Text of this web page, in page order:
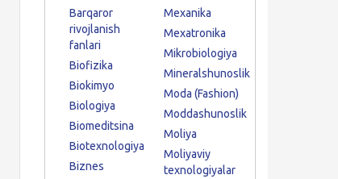
Barqaror
rivojlanish
fanlari
Biofizika
Biokimyo
Biologiya
Biomeditsina
Biotexnologiya
Biznes
Mexanika
Mexatronika
Mikrobiologiya
Mineralshunoslik
Moda (Fashion)
Moddashunoslik
Moliya
Moliyaviy
texnologiyalar